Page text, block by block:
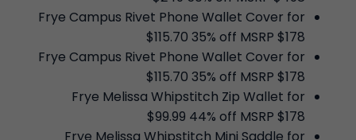
Frye Campus Rivet Phone Wallet Cover for
$115.70 35% off MSRP $178
Frye Campus Rivet Phone Wallet Cover for
$115.70 35% off MSRP $178
Frye Melissa Whipstitch Zip Wallet for
$99.99 44% off MSRP $178